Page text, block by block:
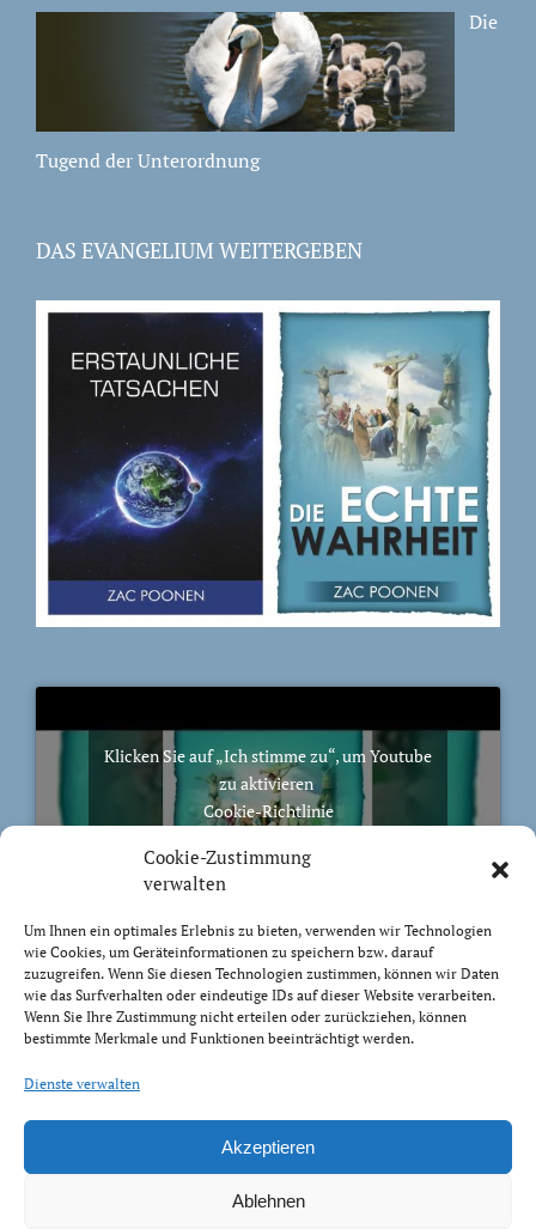
Cookie-Zustimmung
verwalten
Um Ihnen ein optimales Erlebnis zu bieten, verwenden wir Technologien
wie Cookies, um Geräteinformationen zu speichern bzw. darauf
zuzugreifen. Wenn Sie diesen Technologien zustimmen, können wir Daten
wie das Surfverhalten oder eindeutige IDs auf dieser Website verarbeiten.
Wenn Sie Ihre Zustimmung nicht erteilen oder zurückziehen, können
bestimmte Merkmale und Funktionen beeinträchtigt werden.
Dienste verwalten
Akzeptieren
Ablehnen
Die
Tugend der Unterordnung
DAS EVANGELIUM WEITERGEBEN
Klicken Sie auf „Ich stimme zu“, um Youtube
zu aktivieren
Cookie-Richtlinie
Ich stimme zu
BIBELVERS DES TAGES
euch tragen, bis ihr grau werdet. Ich habe es getan; ich
will heben und tragen und erretten.